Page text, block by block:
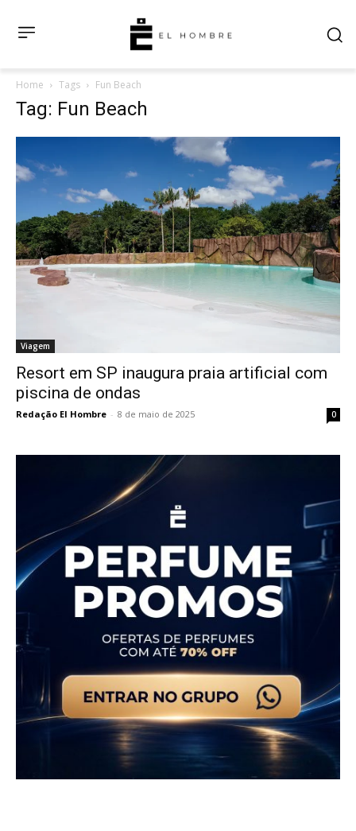
Home Tags Fun Beach
Tag: Fun Beach
Viagem
Resort em SP inaugura praia artificial com
piscina de ondas
Redação El Hombre - 8 de maio de 2025 0